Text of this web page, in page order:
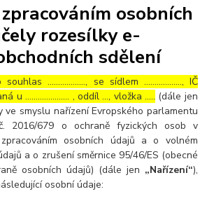
osobních
rozesílky e-
sdělení
souhlas ……………..., se sídlem ………………, IČ
u ………………… , oddíl …, vložka ….. (dále jen
ve smyslu nařízení Evropského parlamentu
2016/679 o ochraně fyzických osob v
osobních údajů a o volném
a o zrušení směrnice 95/46/ES (obecné
osobních údajů) (dále jen „Nařízení“),
osobní údaje: